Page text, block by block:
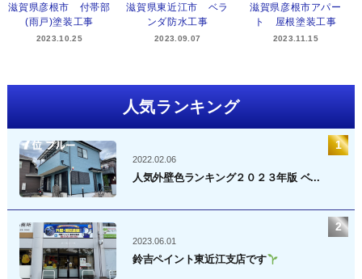
滋賀県彦根市 付帯部
(雨戸)塗装工事
2023.10.25
滋賀県東近江市 ベラ
ンダ防水工事
2023.09.07
滋賀県彦根市アパー
ト 屋根塗装工事
2023.11.15
人気ランキング
2022.02.06
人気外壁色ランキング２０２３年版 ベ...
2023.06.01
鈴吉ペイント東近江支店です